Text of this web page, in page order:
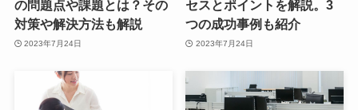
の問題点や課題とは？その
対策や解決方法も解説
2023年7月24日
セスとポイントを解説。3
つの成功事例も紹介
2023年7月24日